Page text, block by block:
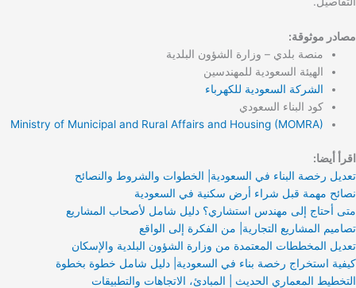
مصادر موثوقة:
منصة بلدي – وزارة الشؤون البلدية
الهيئة السعودية للمهندسين
الشركة السعودية للكهرباء
كود البناء السعودي
Ministry of Municipal and Rural Affairs and Housing (MOMRA)
اقرأ أيضا:
تعديل رخصة البناء في السعودية| الخطوات والشروط والنصائح
نصائح مهمة قبل شراء أرض سكنية في السعودية
متى أحتاج إلى مهندس استشاري؟ دليل شامل لأصحاب المشاريع
تصاميم المشاريع التجارية| من الفكرة إلى الواقع
تعديل المخططات المعتمدة من وزارة الشؤون البلدية والإسكان
كيفية استخراج رخصة بناء في السعودية| دليل شامل خطوة بخطوة
التخطيط المعماري الحديث | المبادئ، الاتجاهات والتطبيقات